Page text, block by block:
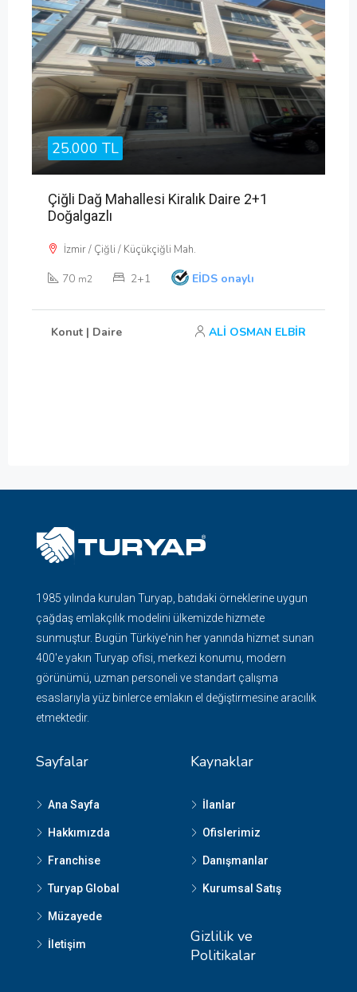
25.000 TL
Çiğli Dağ Mahallesi Kiralık Daire 2+1
Doğalgazlı
İzmir / Çiğli / Küçükçiğli Mah.
70 m2 2+1 EİDS onaylı
Konut | Daire ALİ OSMAN ELBİR
1985 yılında kurulan Turyap, batıdaki örneklerine uygun
çağdaş emlakçılık modelini ülkemizde hizmete
sunmuştur. Bugün Türkiye'nin her yanında hizmet sunan
400'e yakın Turyap ofisi, merkezi konumu, modern
görünümü, uzman personeli ve standart çalışma
esaslarıyla yüz binlerce emlakın el değiştirmesine aracılık
etmektedir.
Sayfalar
Ana Sayfa
Hakkımızda
Franchise
Turyap Global
Müzayede
İletişim
Kaynaklar
İlanlar
Ofislerimiz
Danışmanlar
Kurumsal Satış
Gizlilik ve
Politikalar